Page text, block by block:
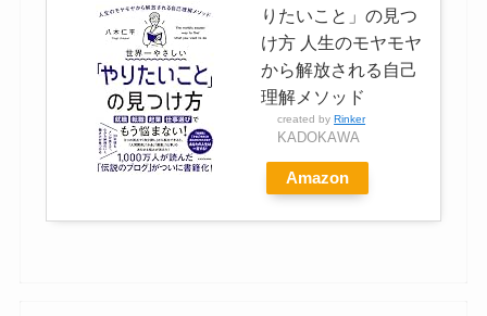
りたいこと」の見つ
け方 人生のモヤモヤ
から解放される自己
理解メソッド
created byRinker
KADOKAWA
Amazon